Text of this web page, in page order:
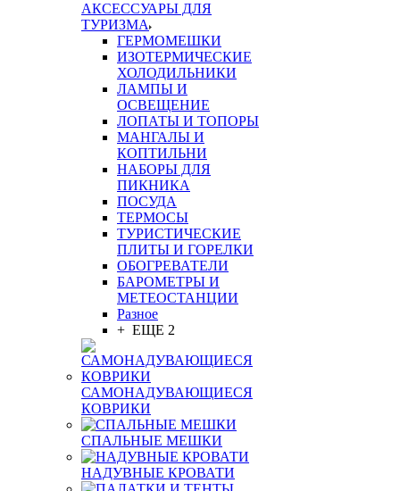
АКСЕССУАРЫ ДЛЯ
ТУРИЗМА
ГЕРМОМЕШКИ
ИЗОТЕРМИЧЕСКИЕ
ХОЛОДИЛЬНИКИ
ЛАМПЫ И
ОСВЕЩЕНИЕ
ЛОПАТЫ И ТОПОРЫ
МАНГАЛЫ И
КОПТИЛЬНИ
НАБОРЫ ДЛЯ
ПИКНИКА
ПОСУДА
ТЕРМОСЫ
ТУРИСТИЧЕСКИЕ
ПЛИТЫ И ГОРЕЛКИ
ОБОГРЕВАТЕЛИ
БАРОМЕТРЫ И
МЕТЕОСТАНЦИИ
Разное
+ ЕЩЕ 2
САМОНАДУВАЮЩИЕСЯ
КОВРИКИ
СПАЛЬНЫЕ МЕШКИ
НАДУВНЫЕ КРОВАТИ